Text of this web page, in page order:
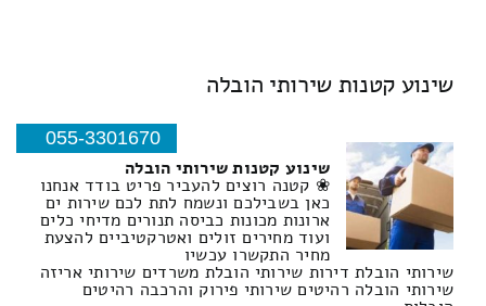
שינוע קטנות שירותי הובלה
055-3301670
שינוע קטנות שירותי הובלה
❀ קטנה רוצים להעביר פריט בודד אנחנו
כאן בשבילכם ונשמח לתת לכם שירות ים
ארונות מכונות כביסה תנורים מדיחי כלים
ועוד מחירים זולים ואטרקטיביים להצעת
מחיר התקשרו עכשיו
שירותי הובלת דירות שירותי הובלת משרדים שירותי אריזה
שירותי הובלה רהיטים שירותי פירוק והרכבה רהיטים